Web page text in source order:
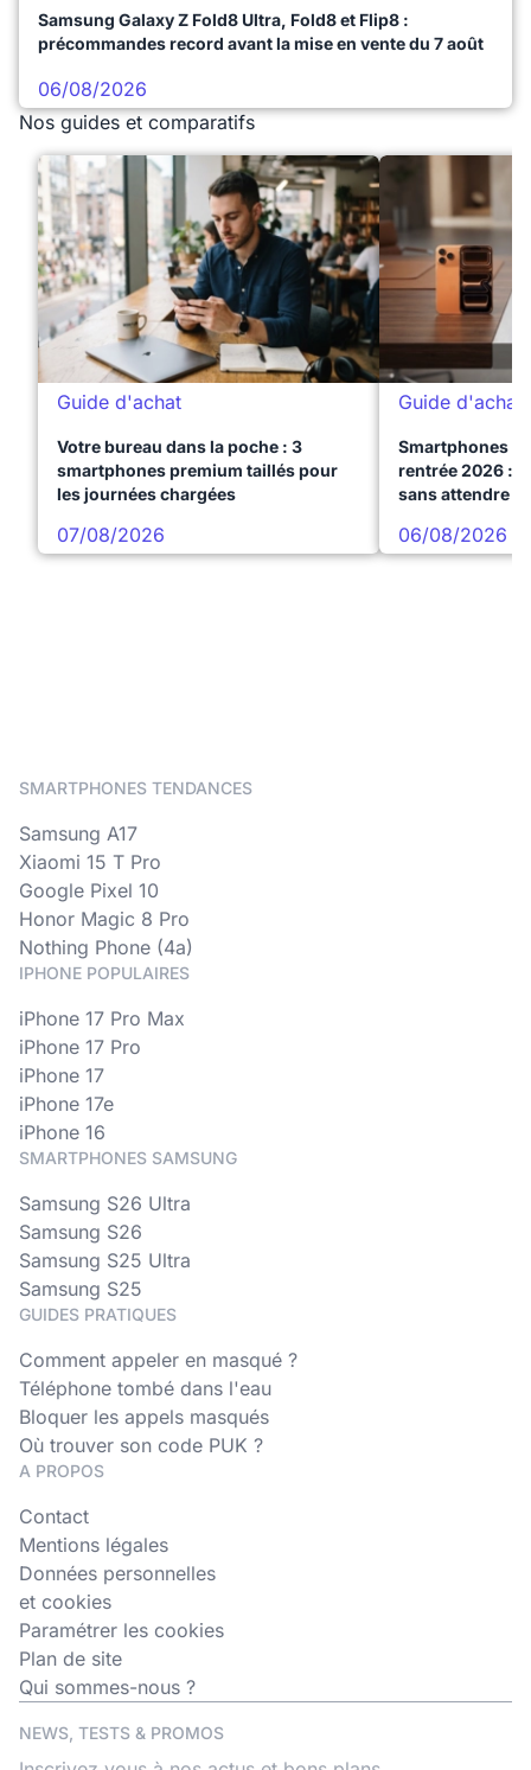
Samsung Galaxy Z Fold8 Ultra, Fold8 et Flip8 :
précommandes record avant la mise en vente du 7 août
06/08/2026
Nos guides et comparatifs
Guide d'achat
Votre bureau dans la poche : 3
smartphones premium taillés pour
les journées chargées
07/08/2026
Guide d'achat
Smartphones
rentrée 2026 :
sans attendre
06/08/2026
SMARTPHONES TENDANCES
Samsung A17
Xiaomi 15 T Pro
Google Pixel 10
Honor Magic 8 Pro
Nothing Phone (4a)
IPHONE POPULAIRES
iPhone 17 Pro Max
iPhone 17 Pro
iPhone 17
iPhone 17e
iPhone 16
SMARTPHONES SAMSUNG
Samsung S26 Ultra
Samsung S26
Samsung S25 Ultra
Samsung S25
GUIDES PRATIQUES
Comment appeler en masqué ?
Téléphone tombé dans l'eau
Bloquer les appels masqués
Où trouver son code PUK ?
A PROPOS
Contact
Mentions légales
Données personnelles
et cookies
Paramétrer les cookies
Plan de site
Qui sommes-nous ?
NEWS, TESTS & PROMOS